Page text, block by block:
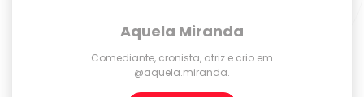
Aquela Miranda
Comediante, cronista, atriz e crio em
@aquela.miranda.